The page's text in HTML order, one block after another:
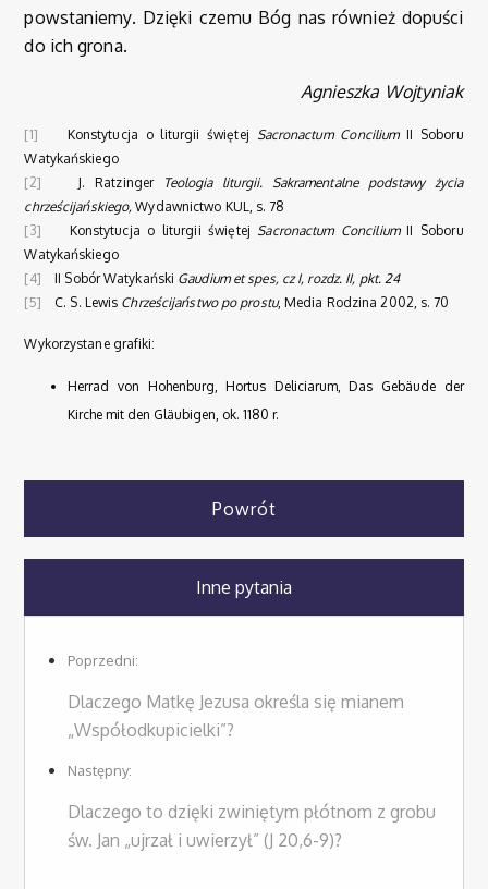
powstaniemy. Dzięki czemu Bóg nas również dopuści
do ich grona.
Agnieszka Wojtyniak
[1] Konstytucja o liturgii świętej Sacronactum ConciliumII Soboru
Watykańskiego
[2] J. Ratzinger
Teologia liturgii. Sakramentalne podstawy życia
chrześcijańskiego,Wydawnictwo KUL, s. 78
[3] Konstytucja o liturgii świętejSacronactum ConciliumII Soboru
Watykańskiego
[4] II Sobór Watykański Gaudium et spes, cz I, rozdz. II, pkt. 24
[5] C. S. Lewis Chrześcijaństwo po prostu, Media Rodzina 2002, s. 70
Wykorzystane grafiki:
Herrad von Hohenburg, Hortus Deliciarum, Das Gebäude der
Kirche mit den Gläubigen, ok. 1180 r.
Powrót
Inne pytania
Poprzedni:
Dlaczego Matkę Jezusa określa się mianem
„Współodkupicielki”?
Następny:
Dlaczego to dzięki zwiniętym płótnom z grobu
św. Jan „ujrzał i uwierzył” (J 20,6-9)?